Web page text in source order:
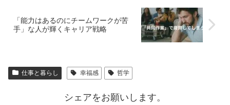
「能力はあるのにチームワークが苦
手」な人が輝くキャリア戦略
仕事と暮らし 幸福感 哲学
シェアをお願いします。